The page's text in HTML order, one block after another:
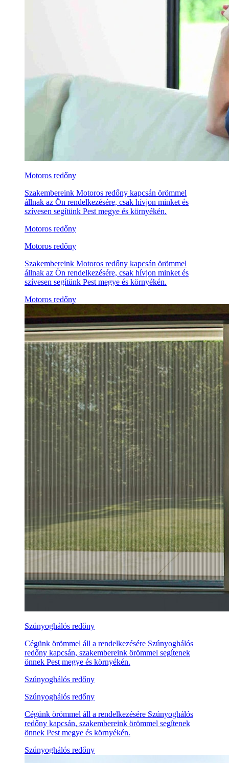
Motoros redőny
Szakembereink Motoros redőny kapcsán örömmel
állnak az Ön rendelkezésére, csak hívjon minket és
szívesen segítünk Pest megye és környékén.
Motoros redőny
Motoros redőny
Szakembereink Motoros redőny kapcsán örömmel
állnak az Ön rendelkezésére, csak hívjon minket és
szívesen segítünk Pest megye és környékén.
Motoros redőny
Szúnyoghálós redőny
Cégünk örömmel áll a rendelkezésére Szúnyoghálós
redőny kapcsán, szakembereink örömmel segítenek
önnek Pest megye és környékén.
Szúnyoghálós redőny
Szúnyoghálós redőny
Cégünk örömmel áll a rendelkezésére Szúnyoghálós
redőny kapcsán, szakembereink örömmel segítenek
önnek Pest megye és környékén.
Szúnyoghálós redőny